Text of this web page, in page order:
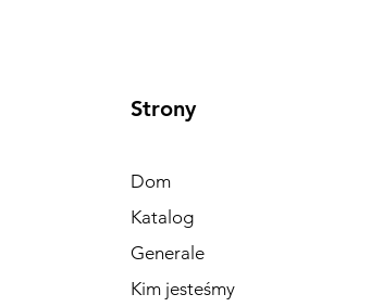
Strony
Dom
Katalog
Generale
Kim jesteśmy